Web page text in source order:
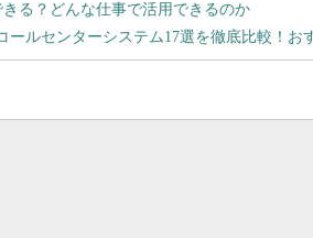
きる？どんな仕事で活用できるのか
ールセンターシステム17選を徹底比較！